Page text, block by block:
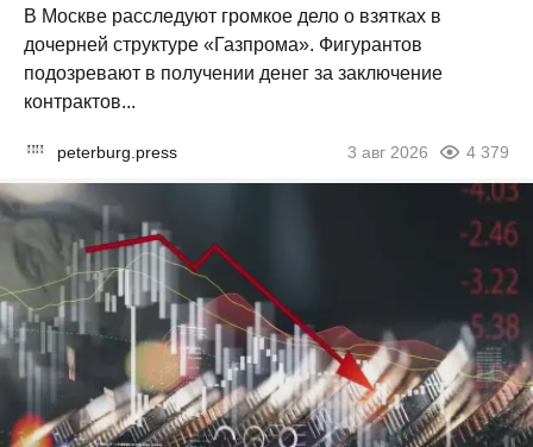
В Москве расследуют громкое дело о взятках в
дочерней структуре «Газпрома». Фигурантов
подозревают в получении денег за заключение
контрактов...
peterburg.press 3 авг 2026 4 379